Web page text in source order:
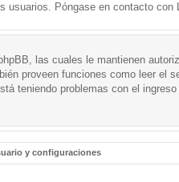
usuarios. Póngase en contacto con
las cuales le mantienen
proveen funciones como leer el
teniendo problemas con el
y configuraciones